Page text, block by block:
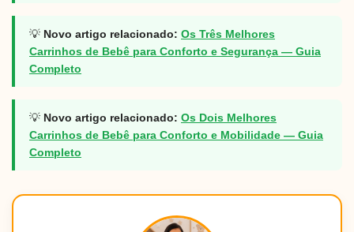
💡 Novo artigo relacionado: Os Três Melhores
Carrinhos de Bebê para Conforto e Segurança — Guia
Completo
💡 Novo artigo relacionado: Os Dois Melhores
Carrinhos de Bebê para Conforto e Mobilidade — Guia
Completo